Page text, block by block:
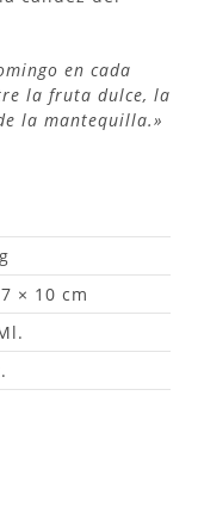
en cada
la fruta dulce, la
la mantequilla.»
× 10 cm